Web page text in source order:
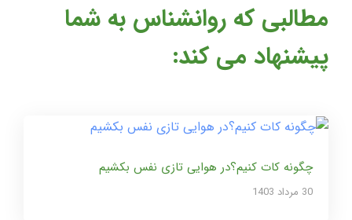
مطالبی که روانشناس به شما
پیشنهاد می کند:
چگونه کات کنیم؟در هوایی تازی نفس بکشیم
30 مرداد 1403